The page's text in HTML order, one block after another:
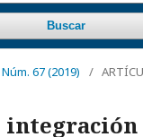
Buscar
Núm. 67 (2019) /
integración